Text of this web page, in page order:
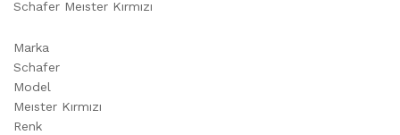
Schafer Meıster Kırmızı
Marka
Schafer
Model
Meıster Kırmızı
Renk